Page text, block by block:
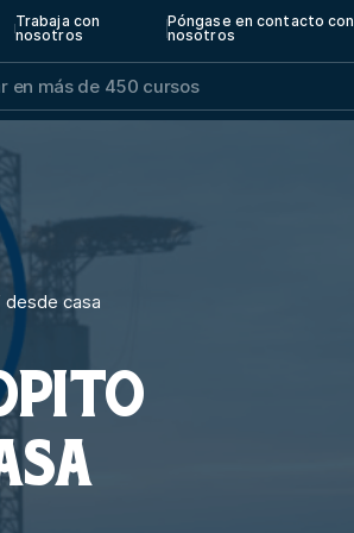
Trabaja con
nosotros
Póngase en contacto con
nosotros
desde casa